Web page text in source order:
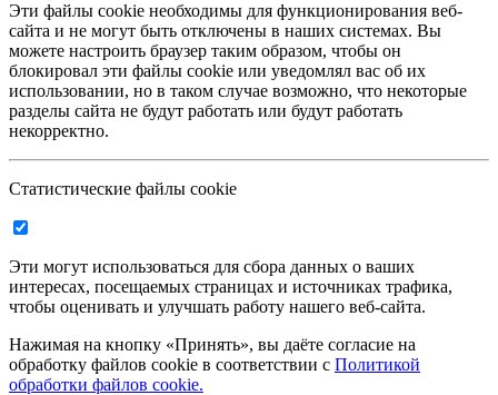
Эти файлы cookie необходимы для функционирования веб-
сайта и не могут быть отключены в наших системах. Вы
можете настроить браузер таким образом, чтобы он
блокировал эти файлы cookie или уведомлял вас об их
использовании, но в таком случае возможно, что некоторые
разделы сайта не будут работать или будут работать
некорректно.
Статистические файлы cookie
Эти могут использоваться для сбора данных о ваших
интересах, посещаемых страницах и источниках трафика,
чтобы оценивать и улучшать работу нашего веб-сайта.
Нажимая на кнопку «Принять», вы даёте согласие на
обработку файлов cookie в соответствии с Политикой
обработки файлов cookie.